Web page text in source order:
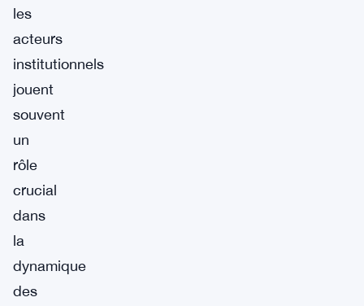
les
acteurs
institutionnels
jouent
souvent
un
rôle
crucial
dans
la
dynamique
des